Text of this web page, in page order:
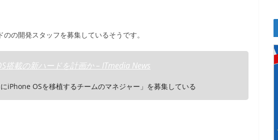
の開発スタッフを募集しているそうです。
搭載の新ハードを計画か – ITmedia News
iPhone OSを移植するチームのマネジャー」を募集している